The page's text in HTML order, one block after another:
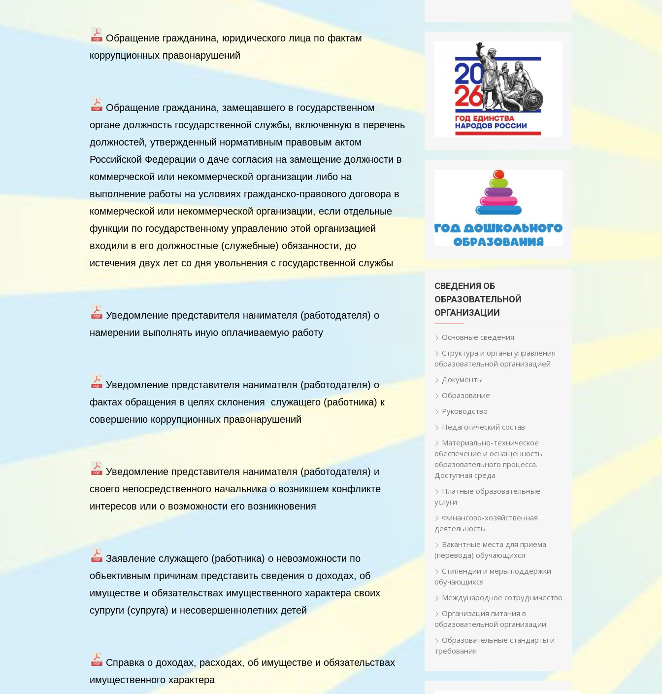
Обращение гражданина, юридического лица по фактам
коррупционных правонарушений
Обращение гражданина, замещавшего в государственном
органе должность государственной службы, включенную в перечень
должностей, утвержденный нормативным правовым актом
Российской Федерации о даче согласия на замещение должности в
коммерческой или некоммерческой организации либо на
выполнение работы на условиях гражданско-правового договора в
коммерческой или некоммерческой организации, если отдельные
функции по государственному управлению этой организацией
входили в его должностные (служебные) обязанности, до
истечения двух лет со дня увольнения с государственной службы
Уведомление представителя нанимателя (работодателя) о
намерении выполнять иную оплачиваемую работу
Уведомление представителя нанимателя (работодателя) о
фактах обращения в целях склонения служащего (работника) к
совершению коррупционных правонарушений
Уведомление представителя нанимателя (работодателя) и
своего непосредственного начальника о возникшем конфликте
интересов или о возможности его возникновения
Заявление служащего (работника) о невозможности по
объективным причинам представить сведения о доходах, об
имуществе и обязательствах имущественного характера своих
супруги (супруга) и несовершеннолетних детей
Справка о доходах, расходах, об имуществе и обязательствах
имущественного характера
СВЕДЕНИЯ ОБ
ОБРАЗОВАТЕЛЬНОЙ
ОРГАНИЗАЦИИ
Основные сведения
Структура и органы управления
образовательной организацией
Документы
Образование
Руководство
Педагогический состав
Материально-техническое
обеспечение и оснащенность
образовательного процесса.
Доступная среда
Платные образовательные
услуги
Финансово-хозяйственная
деятельность
Вакантные места для приема
(перевода) обучающихся
Стипендии и меры поддержки
обучающихся
Международное сотрудничество
Организация питания в
образовательной организации
Образовательные стандарты и
требования